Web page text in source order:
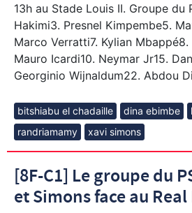
13h au Stade Louis II. Groupe du
Hakimi3. Presnel Kimpembe5.
Marco Verratti7. Kylian
Mauro Icardi10. Neymar Jr15.
Georginio Wijnaldum22. Abdou
bitshiabu el chadaille dina ebimbe
randriamamy
xavi simons
[8F-C1] Le groupe du
et Simons face au